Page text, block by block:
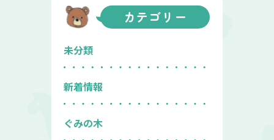
カテゴリー
未分類
新着情報
ぐみの木